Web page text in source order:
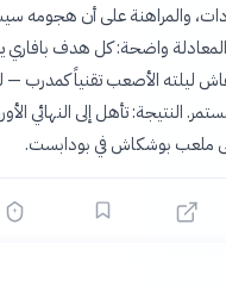
والمراهنة على أن هجومه
2026، كانت المعادلة واضحة: كل هدف
عاش ليلته الأصعب تقنياً كمدرب
النتيجة: تأهل إلى النهائي